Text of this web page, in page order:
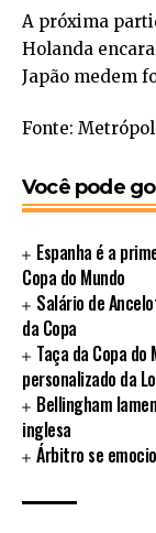
A próxima
Holanda
Japão medem
Fonte:
Você pode
Espanha é a
Copa do Mundo
Salário de
da Copa
Taça da Copa
personalizado da
Bellingham
inglesa
Árbitro se